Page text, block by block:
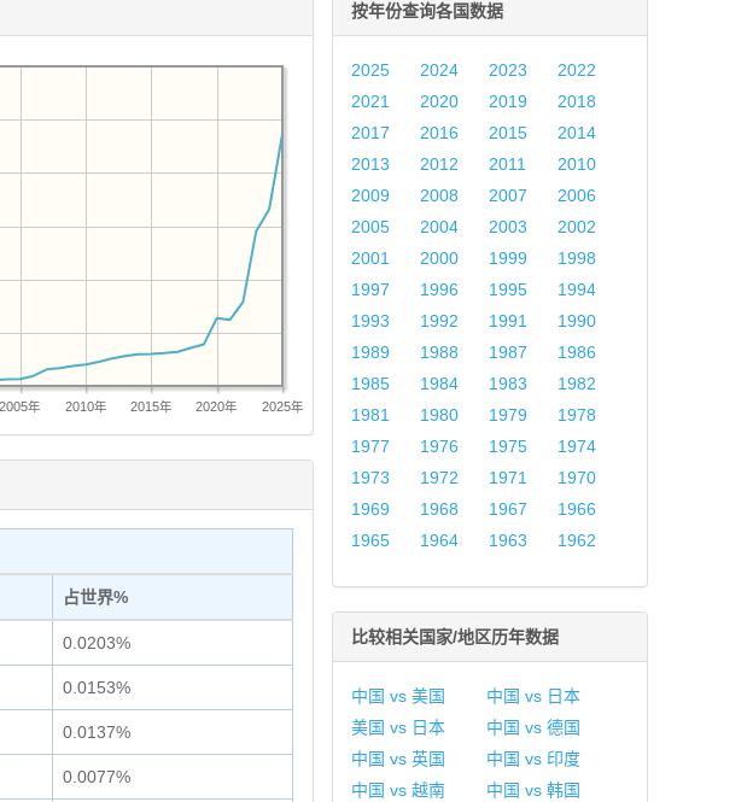
2005年 2010年 2015年 2020年 2025年
占世界%
0.0203%
0.0153%
0.0137%
0.0077%
按年份查询各国数据
2025 2024 2023
2022
2021
2020 2019
2018
2017
2016 2015
2014
2013
2012 2011
2010
2009
2008 2007
2006
2005
2004 2003
2002
2001
2000 1999
1998
1997
1996 1995
1994
1993
1992 1991
1990
1989
1988 1987
1986
1985
1984 1983
1982
1981
1980 1979
1978
1977
1976 1975
1974
1973
1972 1971
1970
1969
1968 1967
1966
1965
1964 1963 1962
比较相关国家/地区历年数据
中国 vs 美国
中国 vs 日本
美国 vs 日本
中国 vs 德国
中国 vs 英国
中国 vs 印度
中国 vs 越南
中国 vs 韩国